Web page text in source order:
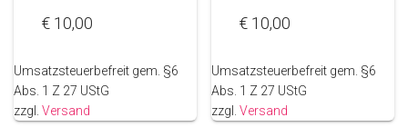
€ 10,00
Umsatzsteuerbefreit gem. §6
Abs. 1 Z 27 UStG
zzgl. Versand
€ 10,00
Umsatzsteuerbefreit gem. §6
Abs. 1 Z 27 UStG
zzgl.Versand